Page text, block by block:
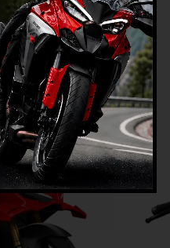
usarla en carretera.
joya para los que buscan
Panigale